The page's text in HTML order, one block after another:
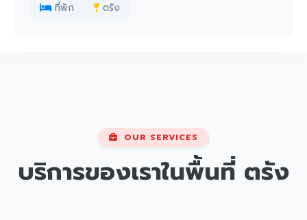
ที่พัก ตรัง
OUR SERVICES
บริการของเราในพื้นที่ ตรัง